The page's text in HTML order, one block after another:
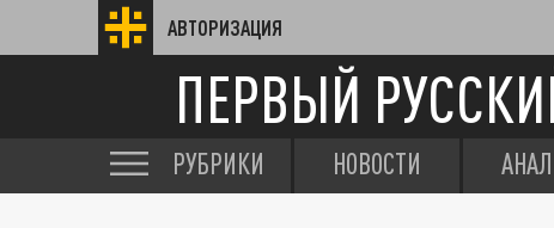
АВТОРИЗАЦИЯ
ПЕРВЫЙ
РУБРИКИ НОВОСТИ